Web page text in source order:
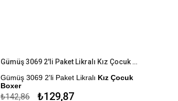
Gümüş 3069 2'li Paket Likralı Kız Çocuk Boxer
Gümüş 3069 2'li Paket Likralı Kız Çocuk
Boxer
₺129,87
₺142,86